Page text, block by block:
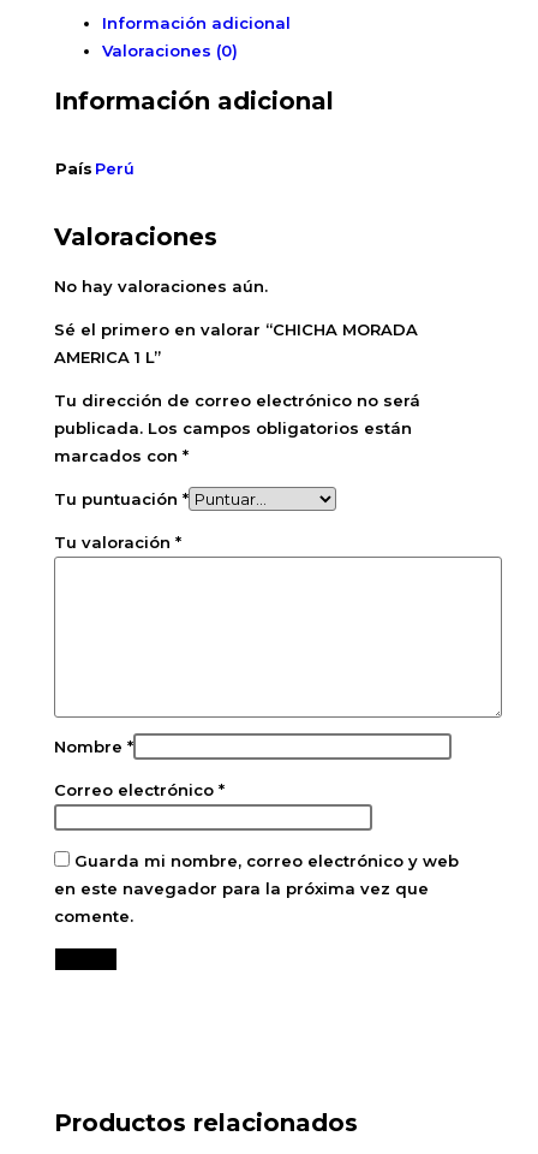
Información adicional
Valoraciones (0)
Información adicional
País Perú
Valoraciones
No hay valoraciones aún.
Sé el primero en valorar “CHICHA MORADA
AMERICA 1 L”
Tu dirección de correo electrónico no será
publicada. Los campos obligatorios están
marcados con *
Tu puntuación *
Tu valoración *
Nombre *
Correo electrónico *
Guarda mi nombre, correo electrónico y web
en este navegador para la próxima vez que
comente.
Productos relacionados